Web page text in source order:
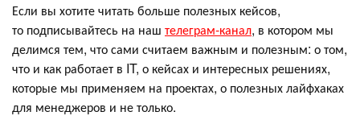
Если вы хотите читать больше полезных кейсов,
то подписывайтесь на наш телеграм-канал, в котором мы
делимся тем, что сами считаем важным и полезным: о том,
что и как работает в IT, о кейсах и интересных решениях,
которые мы применяем на проектах, о полезных лайфхаках
для менеджеров и не только.